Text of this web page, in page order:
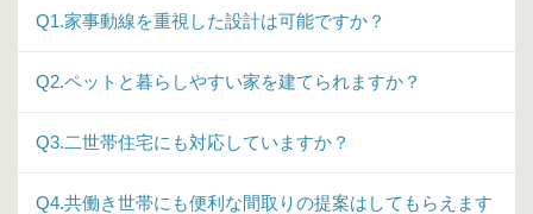
Q1.家事動線を重視した設計は可能ですか？
Q2.ペットと暮らしやすい家を建てられますか？
Q3.二世帯住宅にも対応していますか？
Q4.共働き世帯にも便利な間取りの提案はしてもらえます